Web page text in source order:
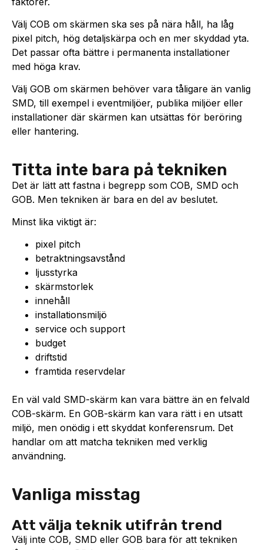
Välj COB om skärmen ska ses på nära håll, ha låg
pixel pitch, hög detaljskärpa och en mer skyddad yta.
Det passar ofta bättre i permanenta installationer
med höga krav.
Välj GOB om skärmen behöver vara tåligare än vanlig
SMD, till exempel i eventmiljöer, publika miljöer eller
installationer där skärmen kan utsättas för beröring
eller hantering.
Titta inte bara på tekniken
Det är lätt att fastna i begrepp som COB, SMD och
GOB. Men tekniken är bara en del av beslutet.
Minst lika viktigt är:
pixel pitch
betraktningsavstånd
ljusstyrka
skärmstorlek
innehåll
installationsmiljö
service och support
budget
driftstid
framtida reservdelar
En väl vald SMD-skärm kan vara bättre än en felvald
COB-skärm. En GOB-skärm kan vara rätt i en utsatt
miljö, men onödig i ett skyddat konferensrum. Det
handlar om att matcha tekniken med verklig
användning.
Vanliga misstag
Att välja teknik utifrån trend
Välj inte COB, SMD eller GOB bara för att tekniken